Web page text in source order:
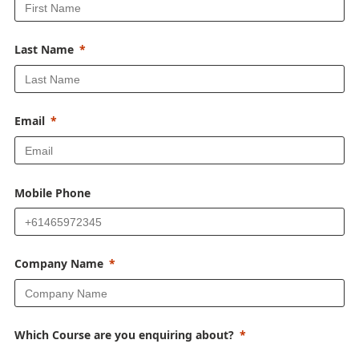
Last Name
Email
Mobile Phone
Company Name
Which Course are you enquiring about?